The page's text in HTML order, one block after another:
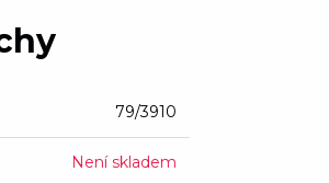
79/3910
Není skladem